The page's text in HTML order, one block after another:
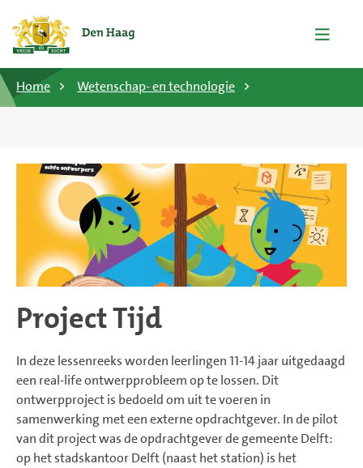
Home Wetenschap- en technologie
Project Tijd
In deze lessenreeks worden leerlingen 11-14 jaar uitgedaagd
een real-life ontwerpprobleem op te lossen. Dit
ontwerpproject is bedoeld om uit te voeren in
samenwerking met een externe opdrachtgever. In de pilot
van dit project was de opdrachtgever de gemeente Delft:
op het stadskantoor Delft (naast het station) is het